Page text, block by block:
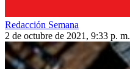
Redacción Semana
2 de octubre de 2021, 9:33 p. m.